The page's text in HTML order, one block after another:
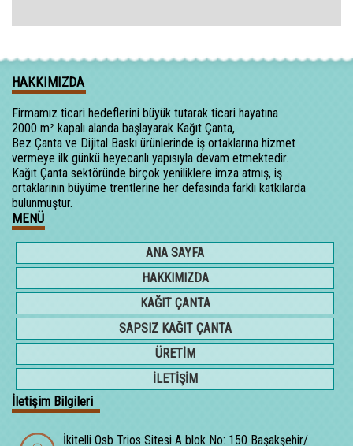
HAKKIMIZDA
Firmamız ticari hedeflerini büyük tutarak ticari hayatına
2000 m² kapalı alanda başlayarak Kağıt Çanta,
Bez Çanta ve Dijital Baskı ürünlerinde iş ortaklarına hizmet
vermeye ilk günkü heyecanlı yapısıyla devam etmektedir.
Kağıt Çanta sektöründe birçok yeniliklere imza atmış, iş
ortaklarının büyüme trentlerine her defasında farklı katkılarda
bulunmuştur.
MENÜ
ANA SAYFA
HAKKIMIZDA
KAĞIT ÇANTA
SAPSIZ KAĞIT ÇANTA
ÜRETİM
İLETİŞİM
İletişim Bilgileri
İkitelli Osb Trios Sitesi A blok No: 150 Başakşehir/